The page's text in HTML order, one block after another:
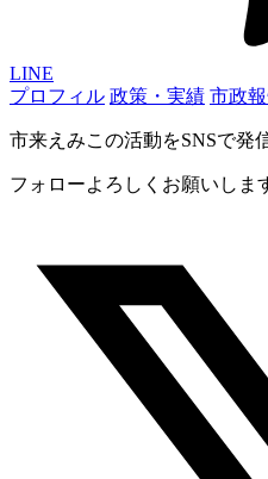
LINE
プロフィル 政策・実績 市政
市来えみこの活動をSNSで発
フォローよろしくお願いしま